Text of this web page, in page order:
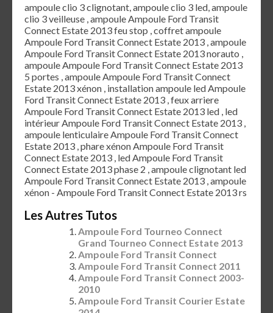
ampoule clio 3 clignotant, ampoule clio 3 led, ampoule
clio 3 veilleuse , ampoule Ampoule Ford Transit
Connect Estate 2013 feu stop , coffret ampoule
Ampoule Ford Transit Connect Estate 2013 , ampoule
Ampoule Ford Transit Connect Estate 2013 norauto ,
ampoule Ampoule Ford Transit Connect Estate 2013
5 portes , ampoule Ampoule Ford Transit Connect
Estate 2013 xénon , installation ampoule led Ampoule
Ford Transit Connect Estate 2013 , feux arriere
Ampoule Ford Transit Connect Estate 2013 led , led
intérieur Ampoule Ford Transit Connect Estate 2013 ,
ampoule lenticulaire Ampoule Ford Transit Connect
Estate 2013 , phare xénon Ampoule Ford Transit
Connect Estate 2013 , led Ampoule Ford Transit
Connect Estate 2013 phase 2 , ampoule clignotant led
Ampoule Ford Transit Connect Estate 2013 , ampoule
xénon - Ampoule Ford Transit Connect Estate 2013 rs
Les Autres Tutos
Ampoule Ford Tourneo Connect
Grand Tourneo Connect Estate 2013
Ampoule Ford Transit Connect
Ampoule Ford Transit Connect 2011
Ampoule Ford Transit Connect 2003-
2010
Ampoule Ford Transit Courier Estate